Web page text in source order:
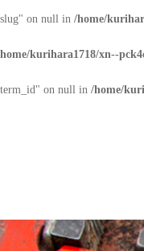
on null in /home/
kurihara1718/xn--
on null in /home/